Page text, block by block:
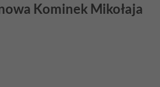
Kominek Mikołaja